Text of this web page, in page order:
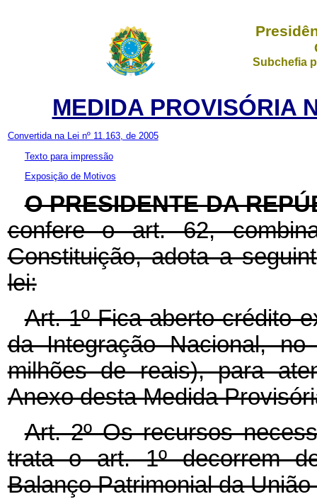
Subchefia
MEDIDA PROVISÓRIA
Convertida na Lei nº 11.163, de 2005
Texto para impressão
Exposição de Motivos
O PRESIDENTE DA
confere o art. 62,
Constituição, adota a
lei:
Art. 1º Fica aberto crédito
da Integração Nacional,
milhões de reais), para
Anexo desta Medida
Art. 2º Os recursos
trata o art. 1º decorrem
Balanço Patrimonial da União